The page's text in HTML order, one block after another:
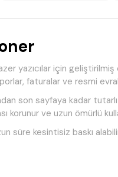
yazıcılar için
faturalar ve resmi
son sayfaya kadar
korunur ve uzun ömürlü
süre kesintisiz baskı